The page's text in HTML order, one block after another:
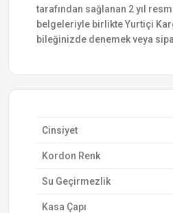
tarafından sağlanan 2 yıl
belgeleriyle birlikte Yurtiçi
bileğinizde denemek veya
Cinsiyet
Kordon Renk
Su Geçirmezlik
Kasa Çapı